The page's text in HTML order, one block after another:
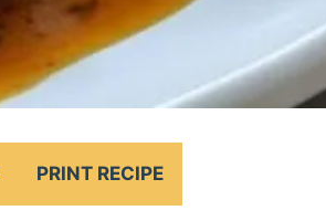
PRINT RECIPE